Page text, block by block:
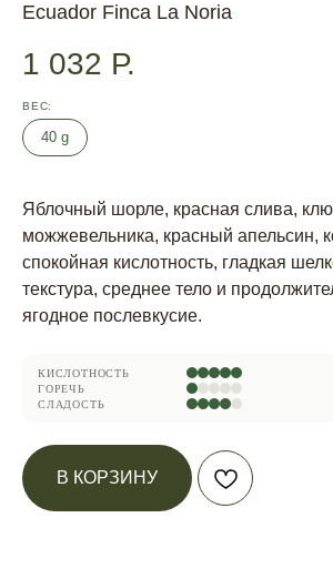
Ecuador Finca La Noria
1 032 Р.
ВЕС
40 g
Яблочный шорле, красная слива,
можжевельника, красный апельсин,
спокойная кислотность, гладкая
текстура, среднее тело и
ягодное послевкусие.
КИСЛОТНОСТЬ
ГОРЕЧЬ
СЛАДОСТЬ
В КОРЗИНУ